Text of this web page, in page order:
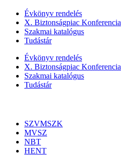
Évkönyv rendelés
X. Biztonságpiac Konferencia
Szakmai katalógus
Tudástár
Évkönyv rendelés
X. Biztonságpiac Konferencia
Szakmai katalógus
Tudástár
SZVMSZK
MVSZ
NBT
HENT